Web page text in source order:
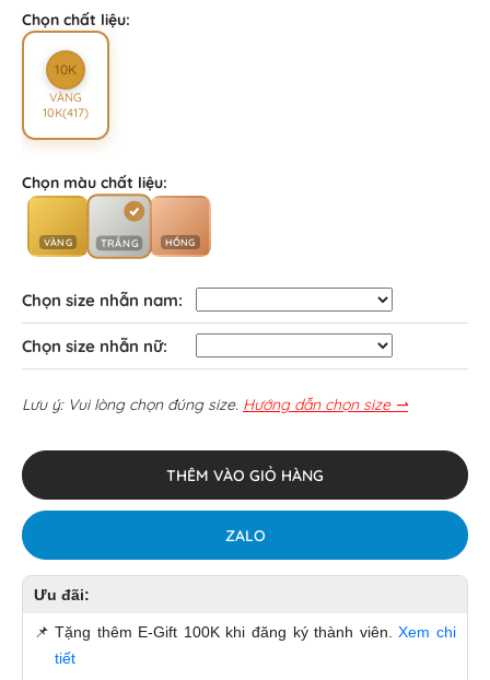
Chọn chất liệu:
10K
VÀNG
10K(417)
Chọn màu chất liệu:
VÀNG TRẮNG HỒNG
Chọn size nhẫn nam:
Chọn size nhẫn nữ:
Lưu ý: Vui lòng chọn đúng size. Hướng dẫn chọn size ⇀
THÊM VÀO GIỎ HÀNG
ZALO
Ưu đãi:
📌 Tặng thêm E-Gift 100K khi đăng ký thành viên.Xem chi
tiết